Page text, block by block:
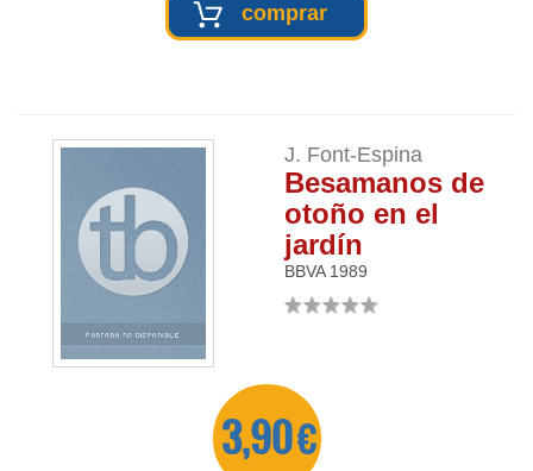
comprar
J. Font-Espina
Besamanos de
otoño en el
jardín
BBVA1989
3,90 €